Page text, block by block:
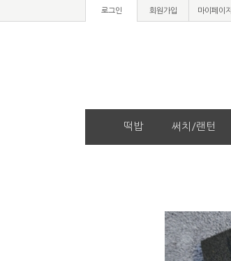
로그인 회원가입 마이페이지
떡밥 써치/랜턴